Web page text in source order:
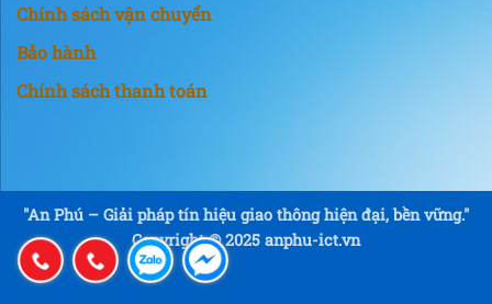
Chính sách vận chuyển
Bảo hành
Chính sách thanh toán
"An Phú – Giải pháp tín hiệu giao thông hiện đại, bền vững."
Copyright © 2025 anphu-ict.vn